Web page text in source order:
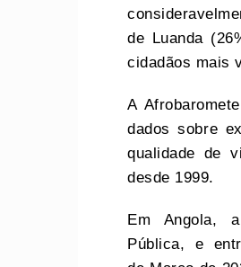
de Luanda
cidadãos mais
A
dados sobre
qualidade de
desde 1999.
Em Angola,
Pública, e